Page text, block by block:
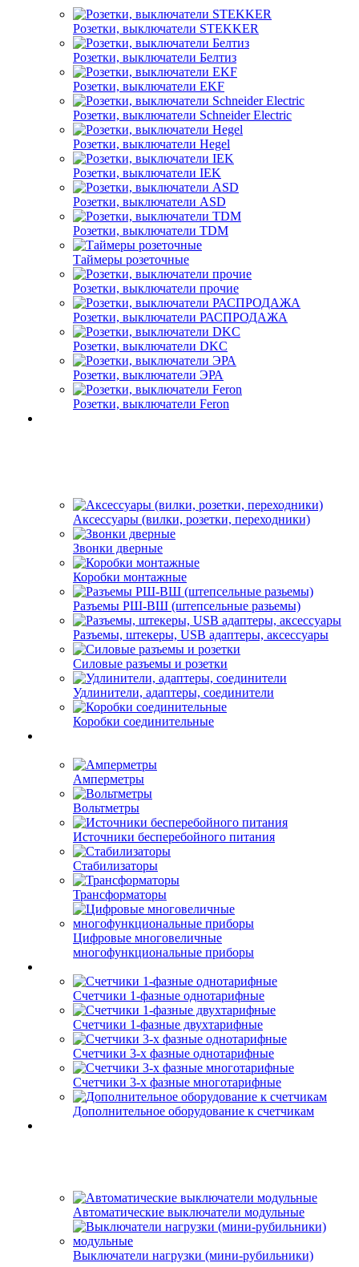
Розетки, выключатели STEKKER
Розетки, выключатели Белтиз
Розетки, выключатели EKF
Розетки, выключатели Schneider Electric
Розетки, выключатели Hegel
Розетки, выключатели IEK
Розетки, выключатели ASD
Розетки, выключатели TDM
Таймеры розеточные
Розетки, выключатели прочие
Розетки, выключатели РАСПРОДАЖА
Розетки, выключатели DKC
Розетки, выключатели ЭРА
Розетки, выключатели Feron
Аксессуары (вилки, розетки, переходники)
Звонки дверные
Коробки монтажные
Разъемы РШ-ВШ (штепсельные разьемы)
Разъемы, штекеры, USB адаптеры, аксессуары
Силовые разъемы и розетки
Удлинители, адаптеры, соединители
Коробки соединительные
Амперметры
Вольтметры
Источники бесперебойного питания
Стабилизаторы
Трансформаторы
Цифровые многовеличные
многофункциональные приборы
Счетчики 1-фазные однотарифные
Счетчики 1-фазные двухтарифные
Счетчики 3-х фазные однотарифные
Счетчики 3-х фазные многотарифные
Дополнительное оборудование к счетчикам
Автоматические выключатели модульные
Выключатели нагрузки (мини-рубильники)